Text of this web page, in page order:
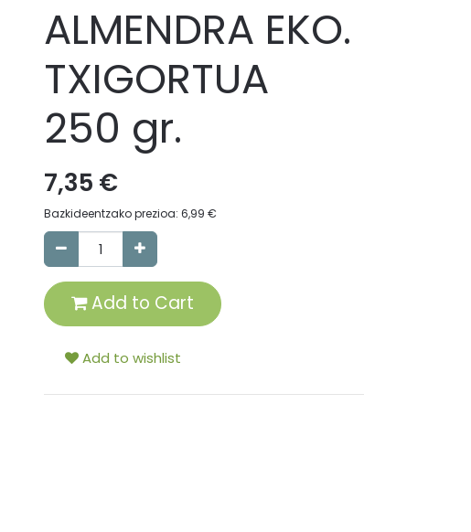
ALMENDRA EKO.
TXIGORTUA
250 gr.
7,35 €
Bazkideentzako prezioa: 6,99 €
Add to Cart
Add to wishlist